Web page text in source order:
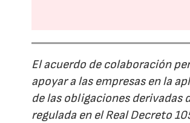
El acuerdo de colaboración
apoyar a las empresas en la
de las obligaciones derivadas
regulada en el Real Decreto